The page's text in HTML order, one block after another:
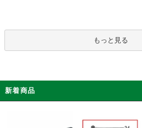
もっと見る
新着商品